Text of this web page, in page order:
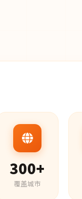
300+
覆盖城市